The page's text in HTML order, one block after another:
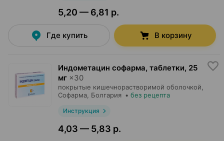
5,20 — 6,81 р.
Где купить В корзину
Индометацин софарма, таблетки, 25
мг ×30
покрытые кишечнорастворимой оболочкой,
Софарма , Болгария • без рецепта
Инструкция
4,03 — 5,83 р.